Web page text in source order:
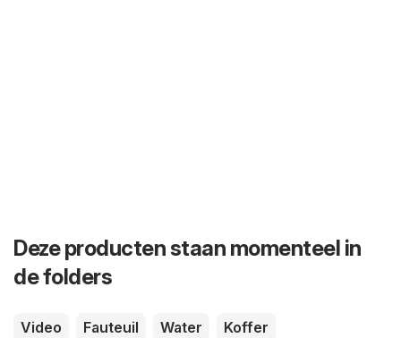
Deze producten staan momenteel in
de folders
Video Fauteuil Water
Koffer